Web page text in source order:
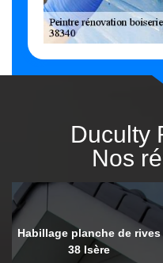
Duculty
Nos
Habillage planche de rives
38 Isère